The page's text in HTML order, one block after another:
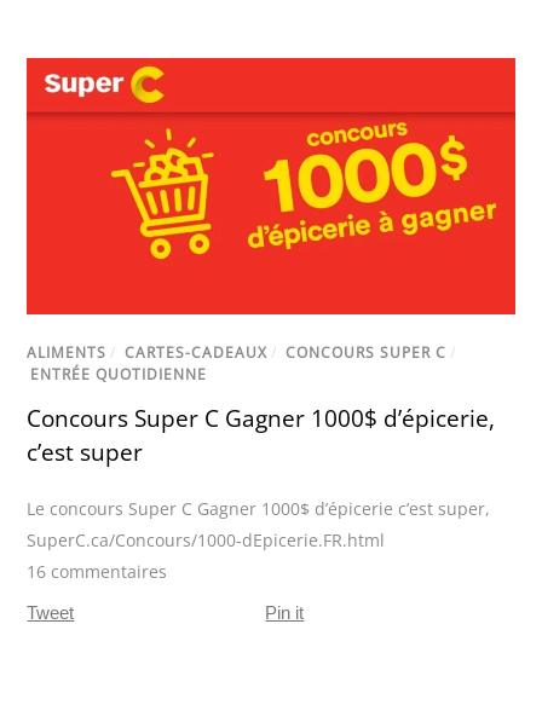
ALIMENTS / CARTES-CADEAUX / CONCOURS SUPER C /
ENTRÉE QUOTIDIENNE
Concours Super C Gagner 1000$ d’épicerie,
c’est super
Le concours Super C Gagner 1000$ d’épicerie c’est super,
SuperC.ca/Concours/1000-dEpicerie.FR.html
16 commentaires
Tweet Pin it